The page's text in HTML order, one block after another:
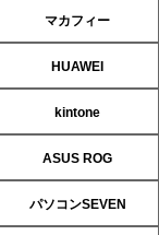
マカフィー
HUAWEI
kintone
ASUS ROG
パソコンSEVEN